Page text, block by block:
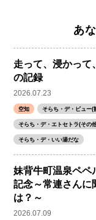
あ
走って、浸かって
の記録
2026.07.23
空知 そらち・デ・ビュー(
そらち・デ・エトセトラ(その
そらち・デ・いい湯だな
妹背牛町温泉ペペ
記念～常連さんに
は？～
2026.07.09